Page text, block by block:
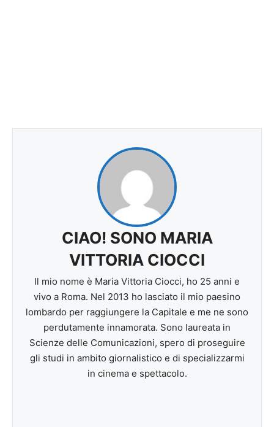
CIAO! SONO MARIA
VITTORIA CIOCCI
Il mio nome è Maria Vittoria Ciocci, ho 25 anni e
vivo a Roma. Nel 2013 ho lasciato il mio paesino
lombardo per raggiungere la Capitale e me ne sono
perdutamente innamorata. Sono laureata in
Scienze delle Comunicazioni, spero di proseguire
gli studi in ambito giornalistico e di specializzarmi
in cinema e spettacolo.